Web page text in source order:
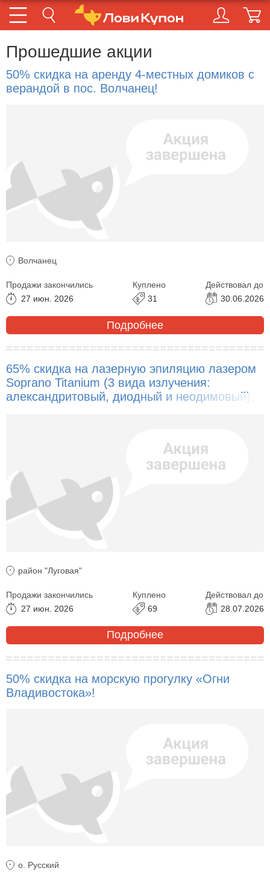
Прошедшие акции
50% скидка на аренду 4-местных домиков с
верандой в пос. Волчанец!
Волчанец
Продажи закончились
27 июн. 2026
Куплено
31
Действовал до
30.06.2026
Подробнее
65% скидка на лазерную эпиляцию лазером
Soprano Titanium (3 вида излучения:
александритовый, диодный и неодимовый),
район "Луговая"
Продажи закончились
27 июн. 2026
Куплено
69
Действовал до
28.07.2026
Подробнее
50% скидка на морскую прогулку «Огни
Владивостока»!
о. Русский